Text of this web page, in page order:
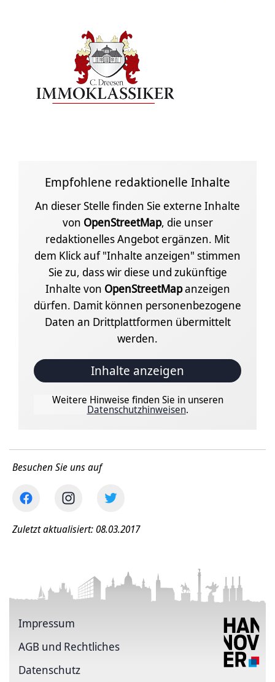
Empfohlene redaktionelle Inhalte
An dieser Stelle finden Sie externe Inhalte
von OpenStreetMap, die unser
redaktionelles Angebot ergänzen. Mit
dem Klick auf "Inhalte anzeigen" stimmen
Sie zu, dass wir diese und zukünftige
Inhalte von OpenStreetMapanzeigen
dürfen. Damit können personenbezogene
Daten an Drittplattformen übermittelt
werden.
Inhalte anzeigen
Weitere Hinweise finden Sie in unseren
Datenschutzhinweisen.
Besuchen Sie uns auf
Zuletzt aktualisiert: 08.03.2017
Impressum
AGB und Rechtliches
Datenschutz